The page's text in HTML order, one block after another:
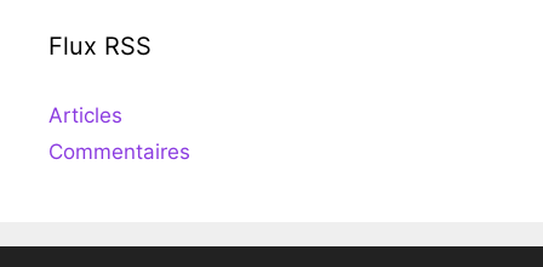
Flux RSS
Articles
Commentaires